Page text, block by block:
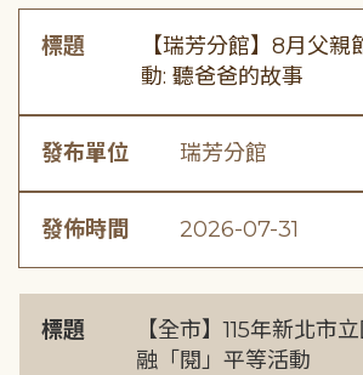
標題
【瑞芳分館】8月父親
動: 聽爸爸的故事
發布單位 瑞芳分館
發佈時間 2026-07-31
標題
【全市】115年新北市
融「閱」平等活動